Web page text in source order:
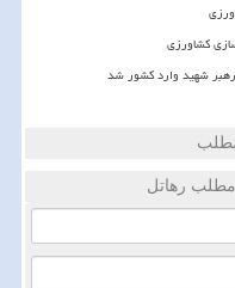
کشاورزی
شهید وارد کشور شد
مطلب
رهاتل